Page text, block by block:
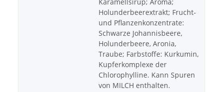
Holunderbeerextrakt; Frucht-
und Pflanzenkonzentrate:
Schwarze Johannisbeere,
Holunderbeere, Aronia,
Traube; Farbstoffe: Kurkumin,
Kupferkomplexe der
Chlorophylline. Kann Spuren
von MILCH enthalten.